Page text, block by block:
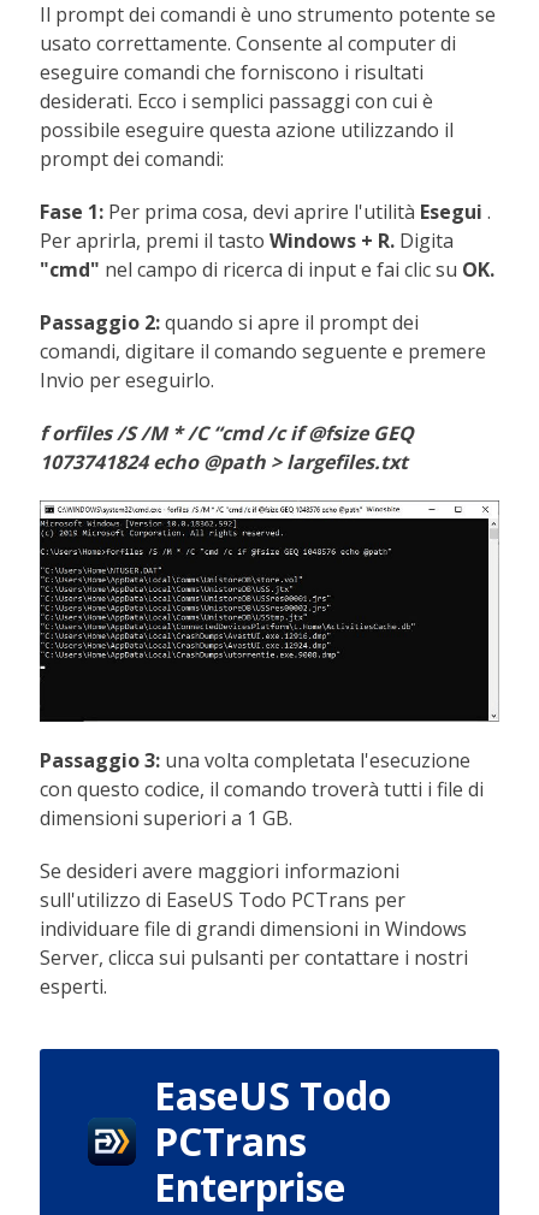
Il prompt dei comandi è uno strumento potente se
usato correttamente. Consente al computer di
eseguire comandi che forniscono i risultati
desiderati. Ecco i semplici passaggi con cui è
possibile eseguire questa azione utilizzando il
prompt dei comandi:
Fase 1: Per prima cosa, devi aprire l'utilità Esegui .
Per aprirla, premi il tastoWindows + R. Digita
"cmd" nel campo di ricerca di input e fai clic su OK.
Passaggio 2:quando si apre il prompt dei
comandi, digitare il comando seguente e premere
Invio per eseguirlo.
f orfiles /S /M * /C “cmd /c if @fsize GEQ
1073741824 echo @path > largefiles.txt
Passaggio 3: una volta completata l'esecuzione
con questo codice, il comando troverà tutti i file di
dimensioni superiori a 1 GB.
Se desideri avere maggiori informazioni
sull'utilizzo di EaseUS Todo PCTrans per
individuare file di grandi dimensioni in Windows
Server, clicca sui pulsanti per contattare i nostri
esperti.
EaseUS Todo
PCTrans
Enterprise